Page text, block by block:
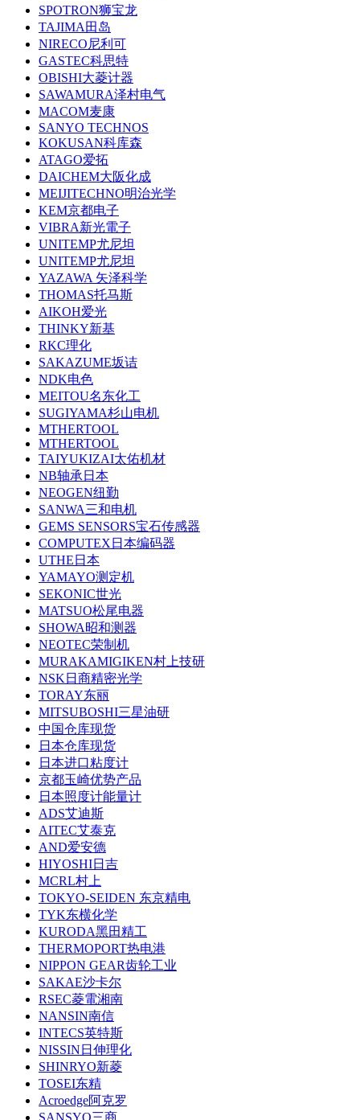
SPOTRON狮宝龙
TAJIMA田岛
NIRECO尼利可
GASTEC科思特
OBISHI大菱计器
SAWAMURA泽村电气
MACOM麦康
SANYO TECHNOS
KOKUSAN科库森
ATAGO爱拓
DAICHEM大阪化成
MEIJITECHNO明治光学
KEM京都电子
VIBRA新光電子
UNITEMP尤尼坦
UNITEMP尤尼坦
YAZAWA 矢泽科学
THOMAS托马斯
AIKOH爱光
THINKY新基
RKC理化
SAKAZUME坂诘
NDK电色
MEITOU名东化工
SUGIYAMA杉山电机
MTHERTOOL
MTHERTOOL
TAIYUKIZAI太佑机材
NB轴承日本
NEOGEN纽勤
SANWA三和电机
GEMS SENSORS宝石传感器
COMPUTEX日本编码器
UTHE日本
YAMAYO测定机
SEKONIC世光
MATSUO松尾电器
SHOWA昭和测器
NEOTEC荣制机
MURAKAMIGIKEN村上技研
NSK日商精密光学
TORAY东丽
MITSUBOSHI三星油研
中国仓库现货
日本仓库现货
日本进口粘度计
京都玉崎优势产品
日本照度计能量计
ADS艾迪斯
AITEC艾泰克
AND爱安德
HIYOSHI日吉
MCRL村上
TOKYO-SEIDEN 东京精电
TYK东横化学
KURODA黑田精工
THERMOPORT热电港
NIPPON GEAR齿轮工业
SAKAE沙卡尔
RSEC菱電湘南
NANSIN南信
INTECS英特斯
NISSIN日伸理化
SHINRYO新菱
TOSEI东精
Acroedge阿克罗
SANSYO三商